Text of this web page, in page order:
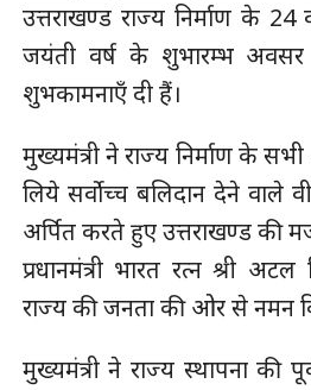
उत्तराखण्ड राज्य निर्माण के
जयंती वर्ष के शुभारम्भ अवसर
शुभकामनाएँ दी हैं।
मुख्यमंत्री ने राज्य निर्माण के
लिये सर्वोच्च बलिदान देने वाले
अर्पित करते हुए उत्तराखण्ड की
प्रधानमंत्री भारत रत्न श्री
राज्य की जनता की ओर से नमन
मुख्यमंत्री ने राज्य स्थापना की